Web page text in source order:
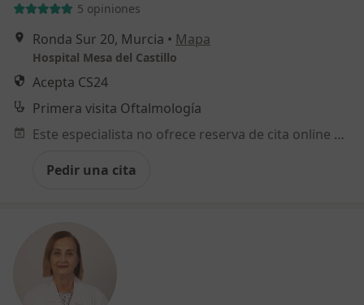
5 opiniones
Ronda Sur 20, Murcia • Mapa
Hospital Mesa del Castillo
Acepta CS24
Primera visita Oftalmología
Este especialista no ofrece reserva de cita online en esta dirección.
Pedir una cita